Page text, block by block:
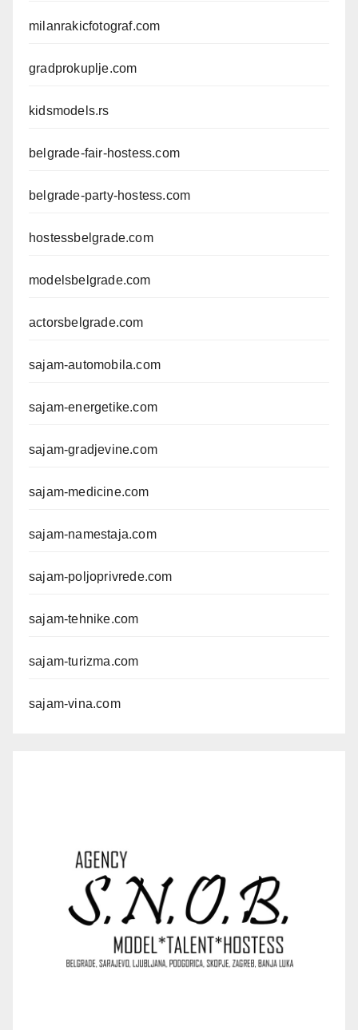
milanrakicfotograf.com
gradprokuplje.com
kidsmodels.rs
belgrade-fair-hostess.com
belgrade-party-hostess.com
hostessbelgrade.com
modelsbelgrade.com
actorsbelgrade.com
sajam-automobila.com
sajam-energetike.com
sajam-gradjevine.com
sajam-medicine.com
sajam-namestaja.com
sajam-poljoprivrede.com
sajam-tehnike.com
sajam-turizma.com
sajam-vina.com